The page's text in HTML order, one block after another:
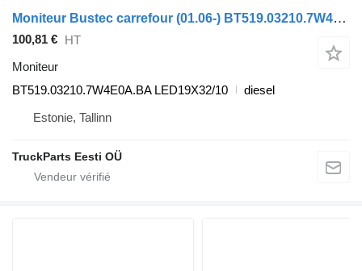
Moniteur Bustec carrefour (01.06-) BT519.03210.7W4E0A.BA pour Irisbus Arway, Crossway, Crealis, Magelys, Proway, Daily Tourys (2006-)
100,81 € HT
Moniteur
BT519.03210.7W4E0A.BA LED19X32/10
diesel
Estonie, Tallinn
TruckParts Eesti OÜ